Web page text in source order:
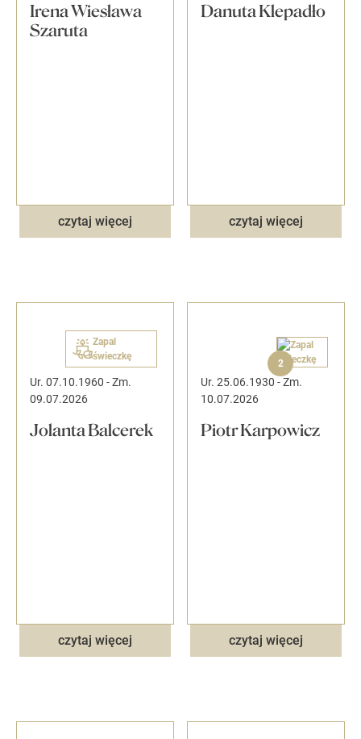
Irena Wiesława
Szaruta
czytaj więcej
Danuta Klepadło
czytaj więcej
Zapal
świeczkę
Ur. 07.10.1960 -Zm.
09.07.2026
Jolanta Balcerek
czytaj więcej
2
Ur. 25.06.1930 -Zm.
10.07.2026
Piotr Karpowicz
czytaj więcej